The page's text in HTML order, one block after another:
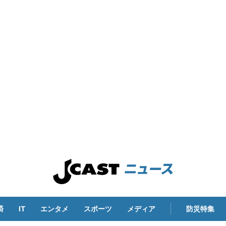
IT エンタメ スポーツ メディア 防災特集